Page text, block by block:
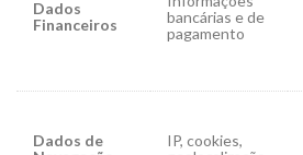
Dados
Financeiros
bancárias e de
pagamento
Dados de
IP, cookies,